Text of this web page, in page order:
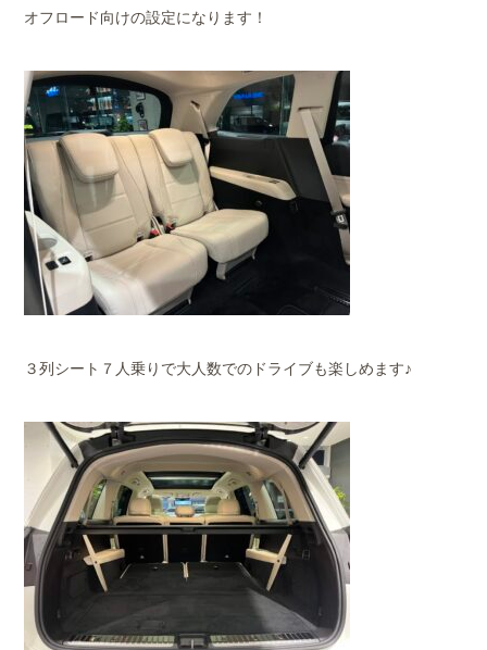
オフロード向けの設定になります！
３列シート７人乗りで大人数でのドライブも楽しめます♪